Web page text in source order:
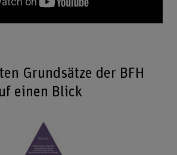
Grundsätze der BFH
einen Blick